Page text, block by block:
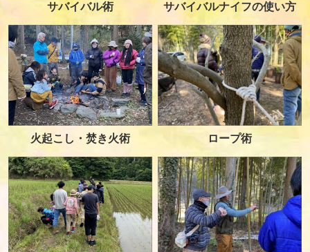
サバイバル術 サバイバルナイフの使い方
火起こし・焚き火術 ロープ術